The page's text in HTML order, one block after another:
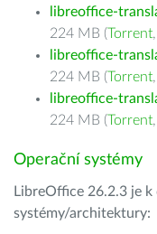
libreoffice-
224 MB (Torrent,
libreoffice-
224 MB (Torrent,
libreoffice-
224 MB (Torrent,
Operační systémy
LibreOffice 26.2.3 je
systémy/architektury: